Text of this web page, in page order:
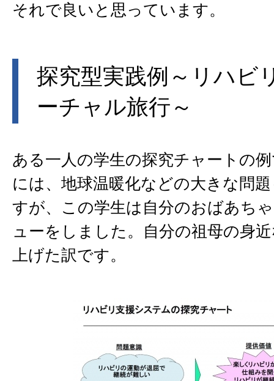
それで良いと思っています。
探究型実践例～リハビ
ーチャル旅行～
ある一人の学生の探究チャートの
には、地球温暖化などの大きな問
すが、この学生は自分のおばあち
ューをしました。自分の祖母の身
上げた訳です。